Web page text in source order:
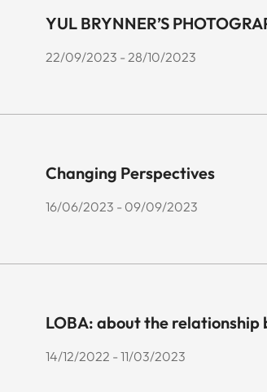
YUL BRYNNER’S
22/09/2023 - 28/10/2023
Changing Perspectives
16/06/2023 - 09/09/2023
LOBA: about the
14/12/2022 - 11/03/2023